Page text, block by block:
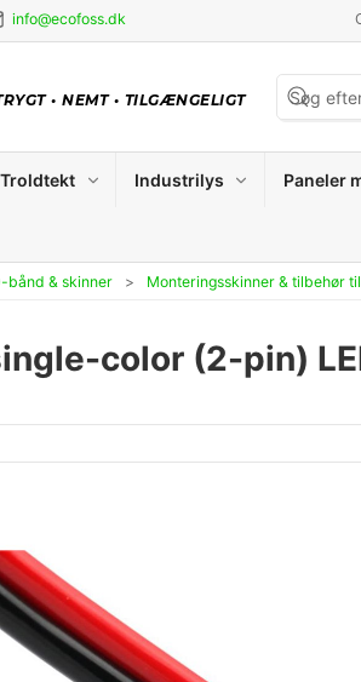
info@ecofoss.dk
• NEMT • TILGÆNGELIGT
Industrilys Paneler
bånd & skinner Monteringsskinner & tilbehør
color (2-pin)